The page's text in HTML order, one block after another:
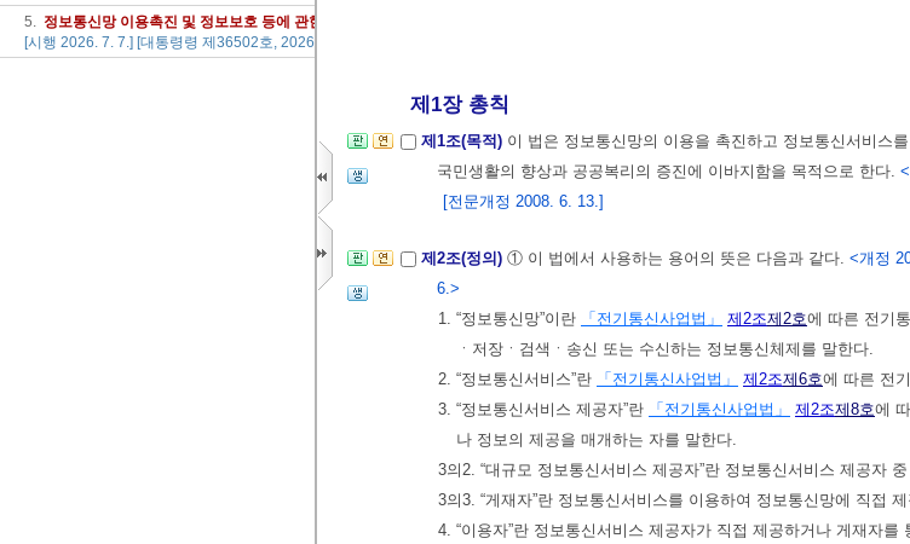
5. 정보통신망 이용촉진 및 정보보호 등에 관한
[시행 2026. 7. 7.] [대통령령 제36502호, 2026. 7. 7., 일부개정]
제1장 총칙
제1조(목적) 이 법은 정보통신망의 이용을 촉진하고 정보통신서비스
국민생활의 향상과 공공복리의 증진에 이바지함을 목적으로 한다.
[전문개정 2008. 6. 13.]
제2조(정의) ① 이 법에서 사용하는 용어의 뜻은 다음과 같다. <개정
6.>
1. “정보통신망”이란
「전기통신사업법」 제2조제2호에 따른 전기
ㆍ저장ㆍ검색ㆍ송신 또는 수신하는 정보통신체제를 말한다.
2. “정보통신서비스”란
「전기통신사업법」 제2조제6호에 따른 전
3. “정보통신서비스 제공자”란
「전기통신사업법」 제2조제8호에
나 정보의 제공을 매개하는 자를 말한다.
3의2. “대규모 정보통신서비스 제공자”란 정보통신서비스 제공자
3의3. “게재자”란 정보통신서비스를 이용하여 정보통신망에 직접
4. “이용자”란 정보통신서비스 제공자가 직접 제공하거나 게재자